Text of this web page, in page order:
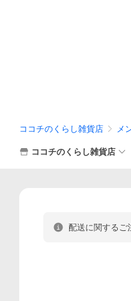
ココチのくらし雑貨店 メ
ココチのくらし雑貨店
配送に関する